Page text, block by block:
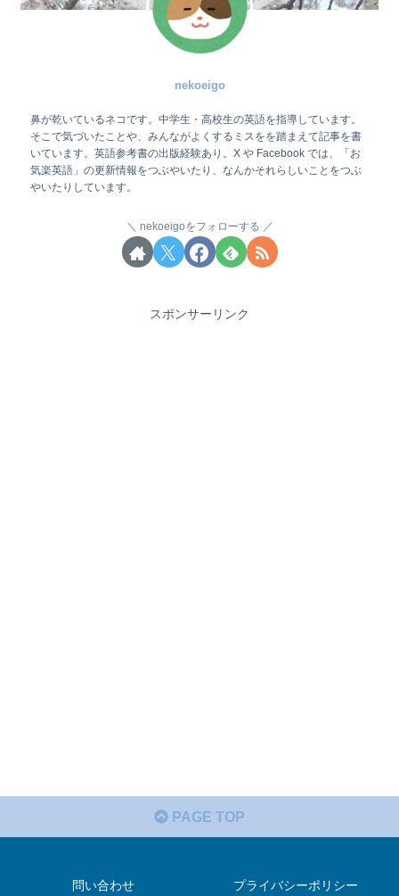
nekoeigo
鼻が乾いているネコです。中学生・高校生の英語を指導しています。
そこで気づいたことや、みんながよくするミスをを踏まえて記事を書
いています。英語参考書の出版経験あり。X や Facebook では、「お
気楽英語」の更新情報をつぶやいたり、なんかそれらしいことをつぶ
やいたりしています。
nekoeigoをフォローする
スポンサーリンク
PAGE TOP
問い合わせ プライバシーポリシー